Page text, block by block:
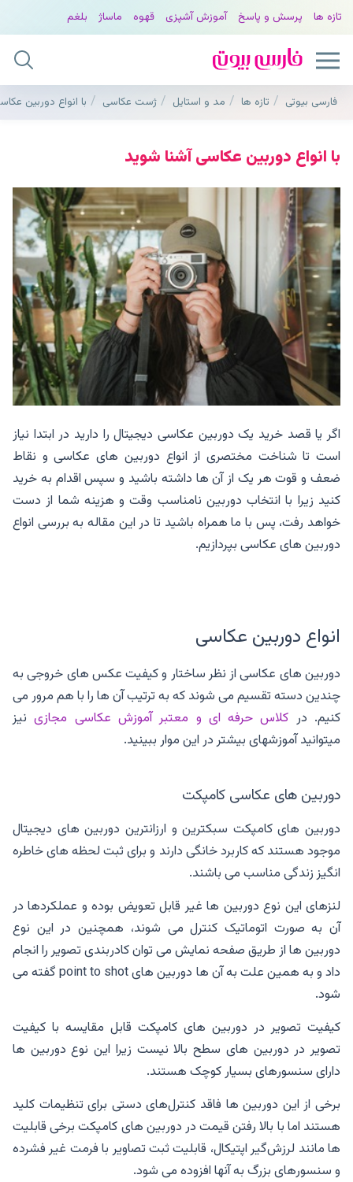
تازه ها پرسش و پاسخ آموزش آشپزی قهوه ماساژ بلغم
فارسی بیوتی تازه ها مد و استایل ژست عکاسی با انواع دوربین
با انواع دوربین عکاسی آشنا شوید
اگر یا قصد خرید یک دوربین عکاسی دیجیتال را دارید در ابتدا نیاز
است تا شناخت مختصری از انواع دوربین های عکاسی و نقاط
ضعف و قوت هر یک از آن ها داشته باشید و سپس اقدام به خرید
کنید زیرا با انتخاب دوربین نامناسب وقت و هزینه شما از دست
خواهد رفت، پس با ما همراه باشید تا در این مقاله به بررسی انواع
دوربین های عکاسی بپردازیم.
انواع دوربین عکاسی
دوربین های عکاسی از نظر ساختار و کیفیت عکس های خروجی به
چندین دسته تقسیم می شوند که به ترتیب آن ها را با هم مرور می
کنیم. در کلاس حرفه ای و معتبر آموزش عکاسی مجازینیز
میتوانید آموزشهای بیشتر در این موار ببینید.
دوربین های عکاسی کامپکت
دوربین های کامپکت سبکترین و ارزانترین دوربین های دیجیتال
موجود هستند که کاربرد خانگی دارند و برای ثبت لحظه های خاطره
انگیز زندگی مناسب می باشند.
لنزهای این نوع دوربین ها غیر قابل تعویض بوده و عملکردها در
آن به صورت اتوماتیک کنترل می شوند، همچنین در این نوع
دوربین ها از طریق صفحه نمایش می توان کادربندی تصویر را انجام
داد و به همین علت به آن ها دوربین های point to shot گفته می
شود.
کیفیت تصویر در دوربین های کامپکت قابل مقایسه با کیفیت
تصویر در دوربین های سطح بالا نیست زیرا این نوع دوربین ها
دارای سنسورهای بسیار کوچک هستند.
برخی از این دوربین ها فاقد کنترل‌های دستی برای تنظیمات کلید
هستند اما با بالا رفتن قیمت در دوربین های کامپکت برخی قابلیت
ها مانند لرزش‌گیر اپتیکال، قابلیت ثبت تصاویر با فرمت غیر فشرده
و سنسورهای بزرگ به آنها افزوده می شود.